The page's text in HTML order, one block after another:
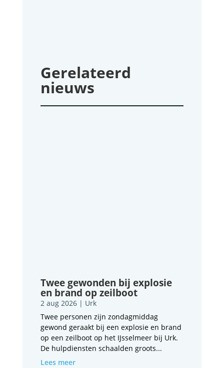
Gerelateerd
nieuws
Twee gewonden bij explosie
en brand op zeilboot
2 aug 2026| Urk
Twee personen zijn zondagmiddag
gewond geraakt bij een explosie en brand
op een zeilboot op het IJsselmeer bij Urk.
De hulpdiensten schaalden groots...
Lees meer